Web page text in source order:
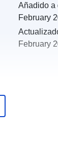
Añadido a
February
February